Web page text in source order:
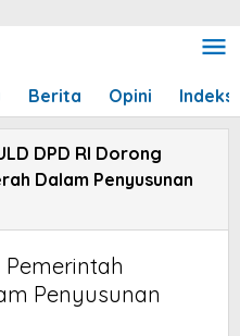
Berita Opini Indeks
DPD RI Dorong
Dalam Penyusunan
Pemerintah
Penyusunan